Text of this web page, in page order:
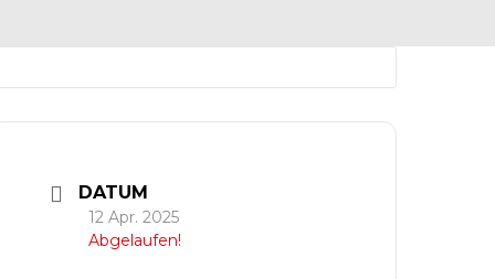
DATUM
12 Apr. 2025
Abgelaufen!